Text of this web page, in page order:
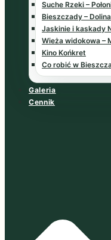
Suche Rzeki –
Bieszczady –
Jaskinie i kaskady
Wieża widokowa –
Kino Końkret
Co robić w
Galeria
Cennik